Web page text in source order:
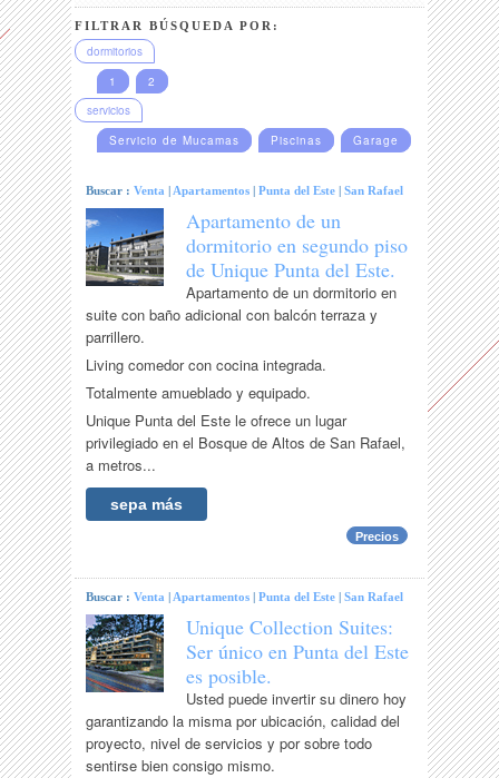
FILTRAR BÚSQUEDA POR:
dormitorios
1
2
servicios
Servicio de Mucamas
Piscinas Garage
Buscar :Venta | Apartamentos |Punta del Este |San Rafael
Apartamento de un
dormitorio en segundo piso
de Unique Punta del Este.
Apartamento de un dormitorio en
suite con baño adicional con balcón terraza y
parrillero.
Living comedor con cocina integrada.
Totalmente amueblado y equipado.
Unique Punta del Este le ofrece un lugar
privilegiado en el Bosque de Altos de San Rafael,
a metros...
sepa más
Precios
Buscar :Venta | Apartamentos |Punta del Este |San Rafael
Unique Collection Suites:
Ser único en Punta del Este
es posible.
Usted puede invertir su dinero hoy
garantizando la misma por ubicación, calidad del
proyecto, nivel de servicios y por sobre todo
sentirse bien consigo mismo.